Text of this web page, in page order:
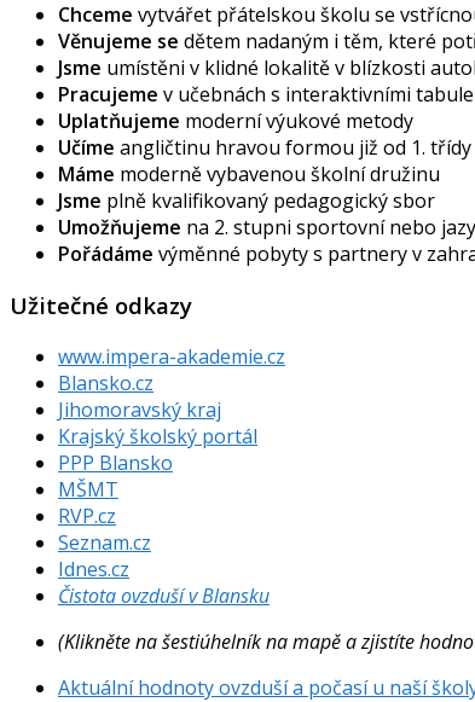
Chceme vytvářet přátelskou školu se
Věnujeme se dětem nadaným i těm, které
Jsme umístěni v klidné lokalitě v blízkosti
Pracujeme v učebnách s interaktivními
Uplatňujeme moderní výukové metody
Učíme angličtinu hravou formou již od 1. třídy
Máme moderně vybavenou školní družinu
Jsme plně kvalifikovaný pedagogický sbor
Umožňujeme na 2. stupni sportovní nebo
Pořádáme výměnné pobyty s partnery v
Užitečné odkazy
www.impera-akademie.cz
Blansko.cz
Jihomoravský kraj
Krajský školský portál
PPP Blansko
MŠMT
RVP.cz
Seznam.cz
Idnes.cz
Čistota ovzduší v Blansku
(Klikněte na šestiúhelník na mapě a zjistíte
Aktuální hodnoty ovzduší a počasí u naší